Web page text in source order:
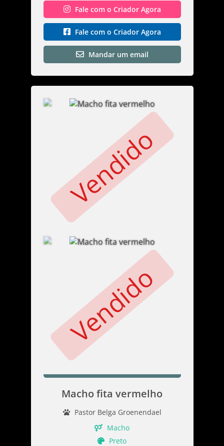
Fale com o Criador Agora
Fale com o Criador Agora
Mandar um email
Vendido
Vendido
Macho fita vermelho
Pastor Belga Groenendael
Macho
Preto